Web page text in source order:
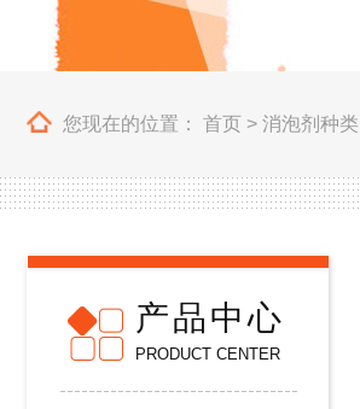
您现在的位置： 首页 > 消泡剂种类
产品中心
PRODUCT CENTER